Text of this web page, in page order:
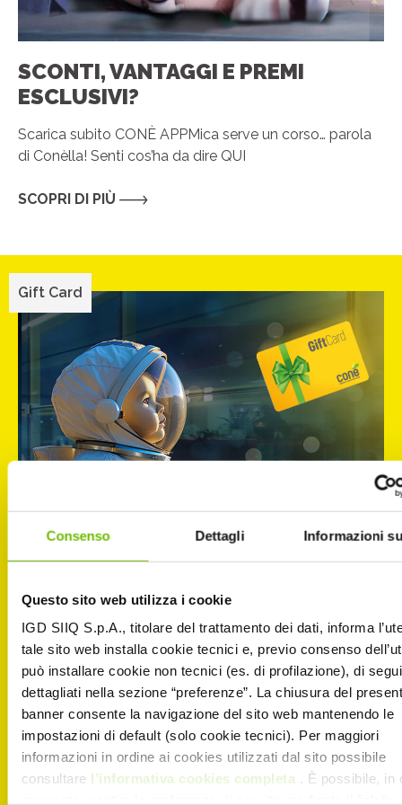
Consenso Dettagli Informazioni
Questo sito web utilizza i cookie
IGD SIIQ S.p.A., titolare del trattamento dei dati, informa
tale sito web installa cookie tecnici e, previo consenso
può installare cookie non tecnici (es. di profilazione), di
dettagliati nella sezione “preferenze”. La chiusura del
banner consente la navigazione del sito web mantenendo le
impostazioni di default (solo cookie tecnici). Per maggiori
informazioni in ordine ai cookies utilizzati dal sito possibile
consultare l’informativa cookies completa . È possibile, in
SCONTI, VANTAGGI E PREMI
ESCLUSIVI?
Scarica subito CONÈ APPMica serve un corso… parola
di Conèlla! Senti cos’ha da dire QUI
SCOPRI DI PIÙ
Gift Card
HOUSTON… CE L’AVRETE VOI UN
PROBLEMA! A NOI CONÈ GIFT CARD
CE LI RISOLVE TUTTI
Sorprendi chi ami con la libertà di scegliere Acquistala